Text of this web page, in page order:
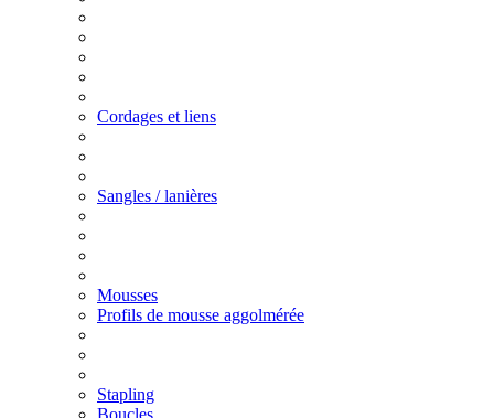
Cordages et liens
Sangles / lanières
Mousses
Profils de mousse aggolmérée
Stapling
Boucles